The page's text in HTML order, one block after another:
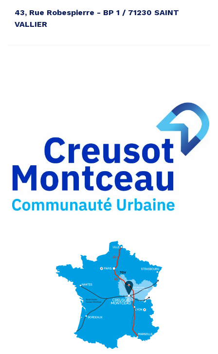
43, Rue Robespierre - BP 1 / 71230 SAINT
VALLIER